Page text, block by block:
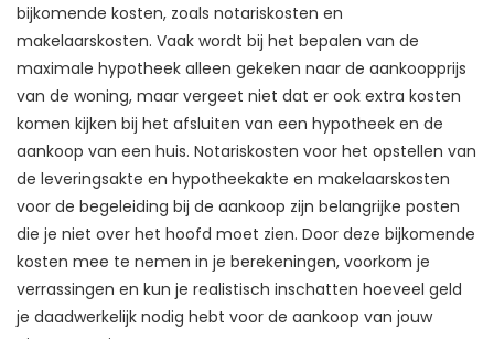
bijkomende kosten, zoals notariskosten en
makelaarskosten. Vaak wordt bij het bepalen van de
maximale hypotheek alleen gekeken naar de aankoopprijs
van de woning, maar vergeet niet dat er ook extra kosten
komen kijken bij het afsluiten van een hypotheek en de
aankoop van een huis. Notariskosten voor het opstellen van
de leveringsakte en hypotheekakte en makelaarskosten
voor de begeleiding bij de aankoop zijn belangrijke posten
die je niet over het hoofd moet zien. Door deze bijkomende
kosten mee te nemen in je berekeningen, voorkom je
verrassingen en kun je realistisch inschatten hoeveel geld
je daadwerkelijk nodig hebt voor de aankoop van jouw